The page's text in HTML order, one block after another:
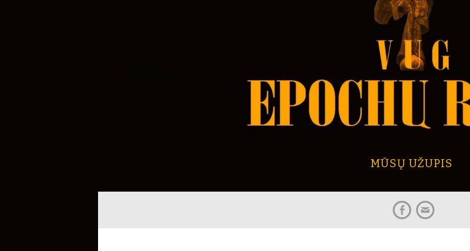
MŪSŲ UŽUPIS
FacebookEl.paštas